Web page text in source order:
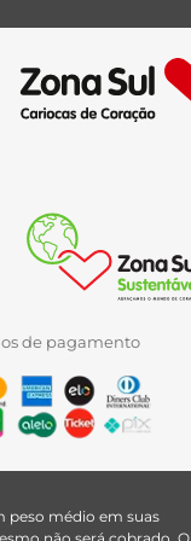
de pagamento
peso médio em suas